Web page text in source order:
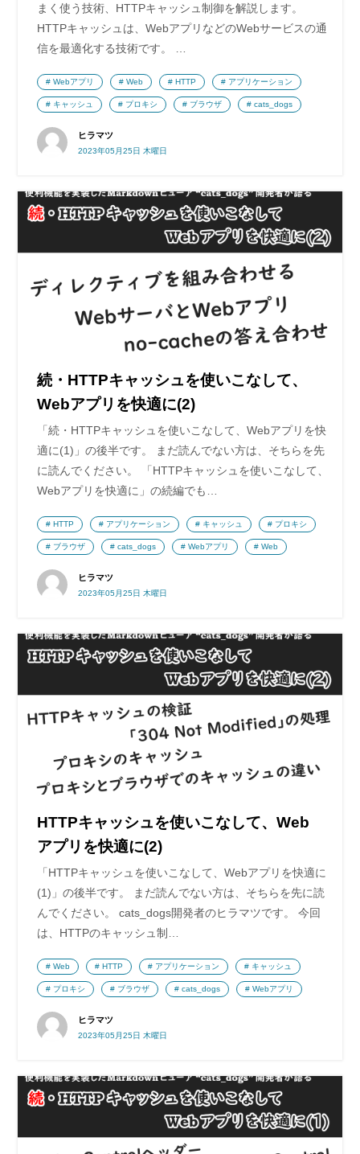
まく使う技術、HTTPキャッシュ制御を解説します。
HTTPキャッシュは、WebアプリなどのWebサービスの通
信を最適化する技術です。 …
ヒラマツ
2023年05月25日 木曜日
Webアプリ Web HTTP アプリケーション
キャッシュ プロキシ ブラウザ cats_dogs
続・HTTPキャッシュを使いこなして、
Webアプリを快適に(2)
「続・HTTPキャッシュを使いこなして、Webアプリを快
適に(1)」の後半です。 まだ読んでない方は、そちらを先
に読んでください。 「HTTPキャッシュを使いこなして、
Webアプリを快適に」の続編でも…
ヒラマツ
2023年05月25日 木曜日
HTTP アプリケーション キャッシュ プロキシ
ブラウザ cats_dogs Webアプリ Web
HTTPキャッシュを使いこなして、Web
アプリを快適に(2)
「HTTPキャッシュを使いこなして、Webアプリを快適に
(1)」の後半です。 まだ読んでない方は、そちらを先に読
んでください。 cats_dogs開発者のヒラマツです。 今回
は、HTTPのキャッシュ制…
ヒラマツ
2023年05月25日 木曜日
Web HTTP アプリケーション キャッシュ
プロキシ ブラウザ cats_dogs Webアプリ